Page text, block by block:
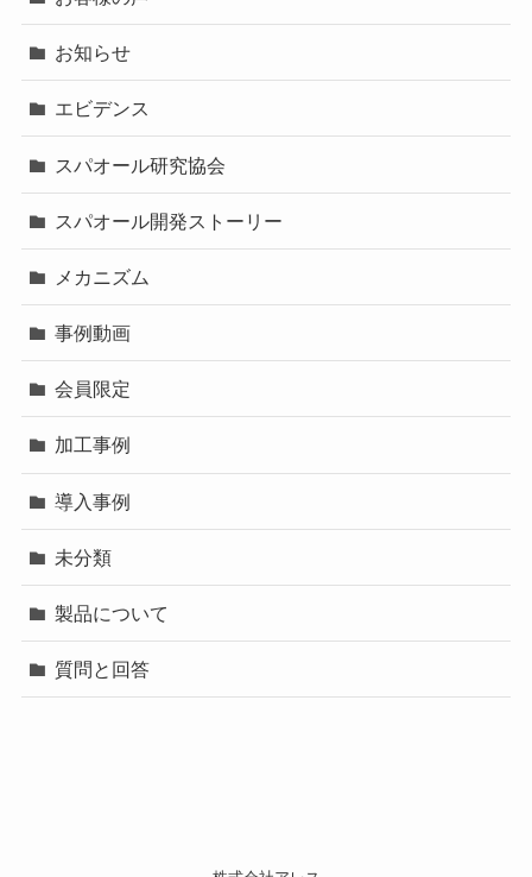
お知らせ
エビデンス
スパオール研究協会
スパオール開発ストーリー
メカニズム
事例動画
会員限定
加工事例
導入事例
未分類
製品について
質問と回答